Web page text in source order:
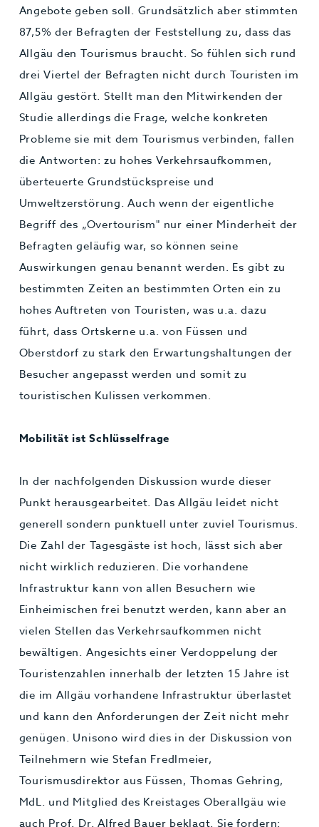
Angebote geben soll. Grundsätzlich aber stimmten
87,5% der Befragten der Feststellung zu, dass das
Allgäu den Tourismus braucht. So fühlen sich rund
drei Viertel der Befragten nicht durch Touristen im
Allgäu gestört. Stellt man den Mitwirkenden der
Studie allerdings die Frage, welche konkreten
Probleme sie mit dem Tourismus verbinden, fallen
die Antworten: zu hohes Verkehrsaufkommen,
überteuerte Grundstückspreise und
Umweltzerstörung. Auch wenn der eigentliche
Begriff des „Overtourism" nur einer Minderheit der
Befragten geläufig war, so können seine
Auswirkungen genau benannt werden. Es gibt zu
bestimmten Zeiten an bestimmten Orten ein zu
hohes Auftreten von Touristen, was u.a. dazu
führt, dass Ortskerne u.a. von Füssen und
Oberstdorf zu stark den Erwartungshaltungen der
Besucher angepasst werden und somit zu
touristischen Kulissen verkommen.
Mobilität ist Schlüsselfrage
In der nachfolgenden Diskussion wurde dieser
Punkt herausgearbeitet. Das Allgäu leidet nicht
generell sondern punktuell unter zuviel Tourismus.
Die Zahl der Tagesgäste ist hoch, lässt sich aber
nicht wirklich reduzieren. Die vorhandene
Infrastruktur kann von allen Besuchern wie
Einheimischen frei benutzt werden, kann aber an
vielen Stellen das Verkehrsaufkommen nicht
bewältigen. Angesichts einer Verdoppelung der
Touristenzahlen innerhalb der letzten 15 Jahre ist
die im Allgäu vorhandene Infrastruktur überlastet
und kann den Anforderungen der Zeit nicht mehr
genügen. Unisono wird dies in der Diskussion von
Teilnehmern wie Stefan Fredlmeier,
Tourismusdirektor aus Füssen, Thomas Gehring,
MdL. und Mitglied des Kreistages Oberallgäu wie
auch Prof. Dr. Alfred Bauer beklagt. Sie fordern: